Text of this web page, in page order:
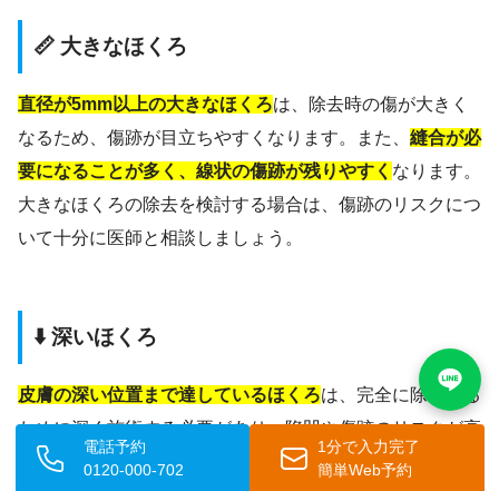
📏 大きなほくろ
直径が5mm以上の大きなほくろは、除去時の傷が大きく
なるため、傷跡が目立ちやすくなります。また、 縫合が必
要になることが多く、線状の傷跡が残りやすく なります。
大きなほくろの除去を検討する場合は、傷跡のリスクにつ
いて十分に医師と相談しましょう。
⬇️ 深いほくろ
皮膚の深い位置まで達しているほくろは、完全に除去する
ために深く施術する必要があり、陥凹や傷跡のリスクが高
くなります。また、レーザーでは完全に除去できず、再発
電話予約
0120-000-702
1分で入力完了
簡単Web予約